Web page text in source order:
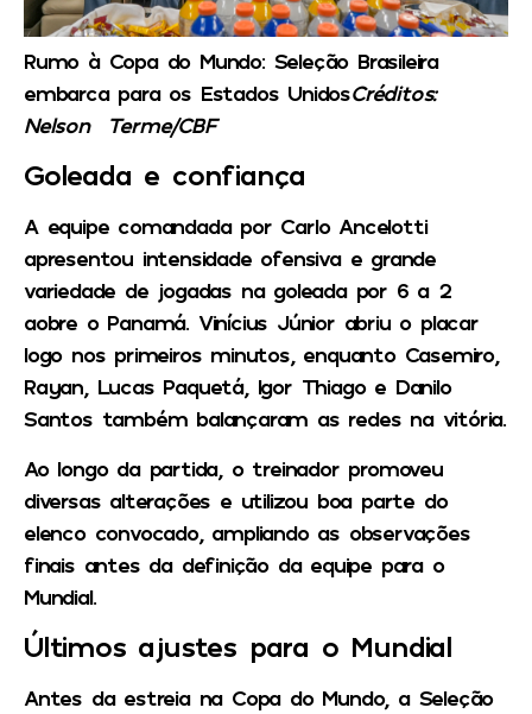
Rumo à Copa do Mundo: Seleção Brasileira
embarca para os Estados UnidosCréditos:
Nelson Terme/CBF
Goleada e confiança
A equipe comandada por Carlo Ancelotti
apresentou intensidade ofensiva e grande
variedade de jogadas na goleada por 6 a 2
aobre o Panamá. Vinícius Júnior abriu o placar
logo nos primeiros minutos, enquanto Casemiro,
Rayan, Lucas Paquetá, Igor Thiago e Danilo
Santos também balançaram as redes na vitória.
Ao longo da partida, o treinador promoveu
diversas alterações e utilizou boa parte do
elenco convocado, ampliando as observações
finais antes da definição da equipe para o
Mundial.
Últimos ajustes para o Mundial
Antes da estreia na Copa do Mundo, a Seleção